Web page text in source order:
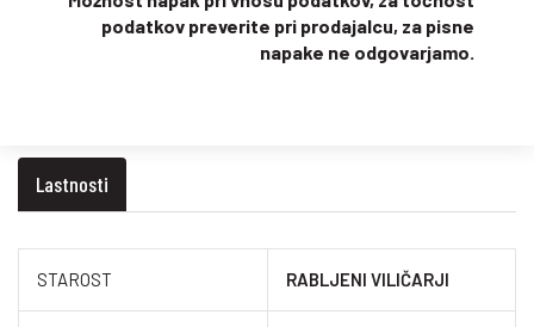
podatkov preverite pri prodajalcu, za pisne
napake ne odgovarjamo.
Lastnosti
STAROST RABLJENI VILIČARJI